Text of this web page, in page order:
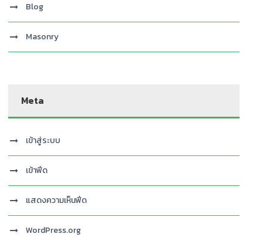
Blog
Masonry
Meta
เข้าสู่ระบบ
เข้าฟีด
แสดงความเห็นฟีด
WordPress.org